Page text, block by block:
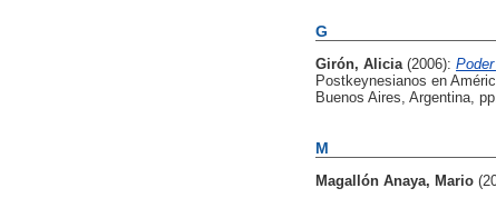
G
Girón, Alicia (2006):
Postkeynesianos en
Buenos Aires, Argentina,
M
Magallón Anaya, Mario